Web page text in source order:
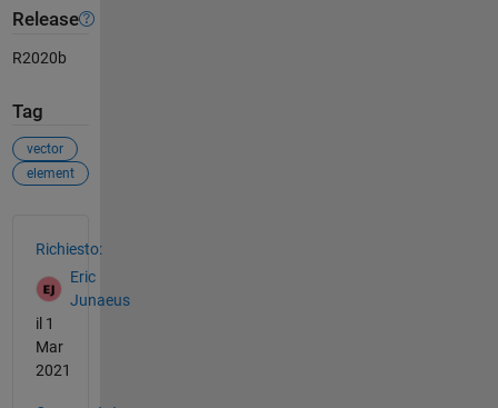
Release
R2020b
Tag
vector
element
Richiesto:
Eric
Junaeus
il 1
Mar
2021